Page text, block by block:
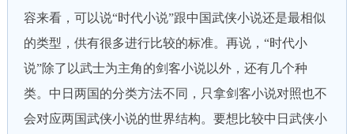
容来看，可以说“时代小说”跟中国武侠小说还是最相似
的类型，供有很多进行比较的标准。再说，“时代小
说”除了以武士为主角的剑客小说以外，还有几个种
类。中日两国的分类方法不同，只拿剑客小说对照也不
会对应两国武侠小说的世界结构。要想比较中日武侠小